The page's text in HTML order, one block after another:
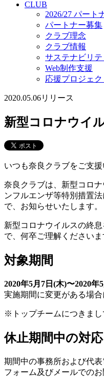
CLUB
2026/27 パート
パートナー募集
クラブ理念
クラブ情報
サステナビリテ
Web制作支援
応援プロジェク
2020.05.06リリース
新型コロナウイ
いつも奈良クラブをご支
奈良クラブは、新型コロ
ンフルエンザ等特別措置
で、お知らせいたします。
新型コロナウイルスの終
で、何卒ご理解ください
対象期間
2020年5月7日(木)〜2020年
実施期間に変更がある場
※トップチームにつきまし
休止期間中の対
期間中の事務所および代
フォーム及びメールでの